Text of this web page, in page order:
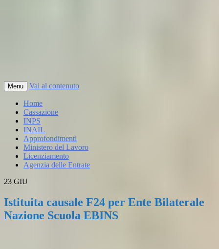
Menu Vai al contenuto
Home
Cassazione
INPS
INAIL
Approfondimenti
Ministero del Lavoro
Licenziamento
Agenzia delle Entrate
23 GIU
Istituita causale F24 per Ente Bilaterale
Nazione Scuola EBINS